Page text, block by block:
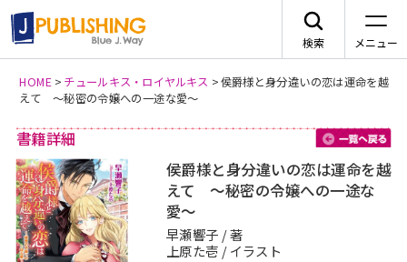
検索 メニュー
レーベルから探す
HOME > チュールキス・ロイヤルキス >侯爵様と身分違いの恋は運命を越
えて 〜秘密の令嬢への一途な愛〜
書籍詳細
侯爵様と身分違いの恋は運命を越
えて 〜秘密の令嬢への一途な
愛〜
早瀬響子 / 著
上原た壱 / イラスト